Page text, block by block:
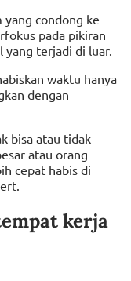
condong ke
pada pikiran
yang terjadi di luar.
waktu hanya
dengan
bisa atau tidak
atau orang
cepat habis di
kerja